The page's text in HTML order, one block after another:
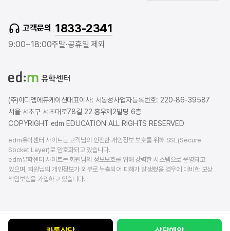
u
r
l
a
고객문의 1833-2341
9:00~18:00주말·공휴일 제외
(주)이디엠에듀케이션대표이사: 서동성사업자등록번호: 220-86-39587
서울 서초구 서초대로78길 22 홍우제2빌딩 6층
COPYRIGHT edm EDUCATION ALL RIGHTS RESERVED
edm유학센터 사이트는 고객님의 안전한 개인정보 보호를 위해 SSL(Secure
Socket Layer)로 암호화되고 있습니다.
edm유학센터 사이트는 회원님의 정보보호를 위해 강력한 시스템으로 운영되고
있으며, 회원님의 개인정보가 외부로 누출되어 피해가 발생했을 경우에 대비한 보상
책임보험을 가입하고 있습니다.